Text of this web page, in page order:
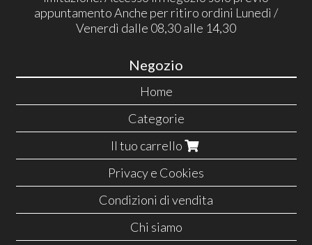
appuntamento Anche per ritiro ordini Lunedì /
Venerdì dalle 08,30 alle 14,30
Negozio
Home
Categorie
Il tuo carrello
Privacy e Cookies
Condizioni di vendita
Chi siamo